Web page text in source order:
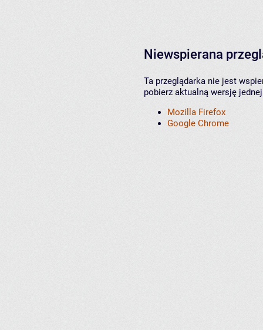
Niewspierana
Ta przeglądarka nie jest
pobierz aktualną wersję
Mozilla Firefox
Google Chrome